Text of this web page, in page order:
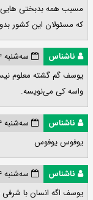
مسبب همه بدبختی
که مسئولان این کشور
ناشناس
سه‌شنبه ۴ فروردین ۱۴۰۵ ۰۶:۵۸:۳۲
یوسف گم گشته معلوم
واسه کی می‌نویسه.
ناشناس
سه‌شنبه ۴ فروردین ۱۴۰۵ ۰۷:۳۳:۴۸
یوفوس یوفوس
ناشناس
سه‌شنبه ۴ فروردین ۱۴۰۵ ۰۷:۴۵:۳۸
یوسف اگه انسان با شرفی